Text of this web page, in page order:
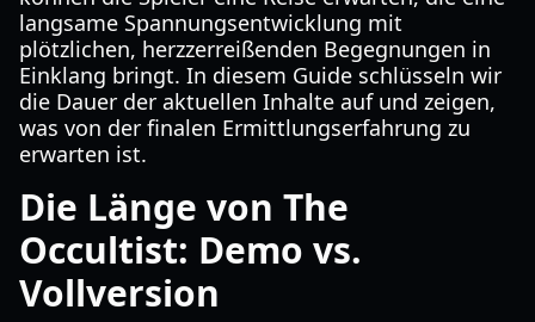
langsame Spannungsentwicklung mit
plötzlichen, herzzerreißenden Begegnungen in
Einklang bringt. In diesem Guide schlüsseln wir
die Dauer der aktuellen Inhalte auf und zeigen,
was von der finalen Ermittlungserfahrung zu
erwarten ist.
Die Länge von The
Occultist: Demo vs.
Vollversion